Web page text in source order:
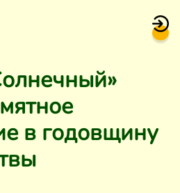
в годовщину